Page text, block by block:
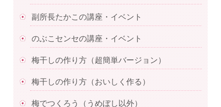
副所長たかこの講座・イベント
のぶこセンセの講座・イベント
梅干しの作り方（超簡単バージョン）
梅干しの作り方（おいしく作る）
梅でつくろう（うめぼし以外）